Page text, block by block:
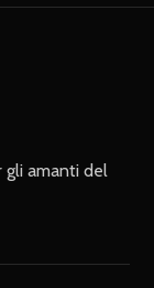
un
e-mail,
gli amanti del